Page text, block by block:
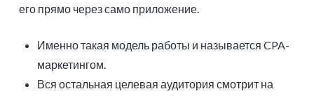
его прямо через само приложение.
Именно такая модель работы и называется CPA-
маркетингом.
Вся остальная целевая аудитория смотрит на